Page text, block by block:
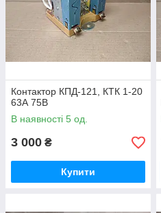
Контактор КПД-121, КТК 1-20
63А 75В
В наявності 5 од.
3 000 ₴
Купити